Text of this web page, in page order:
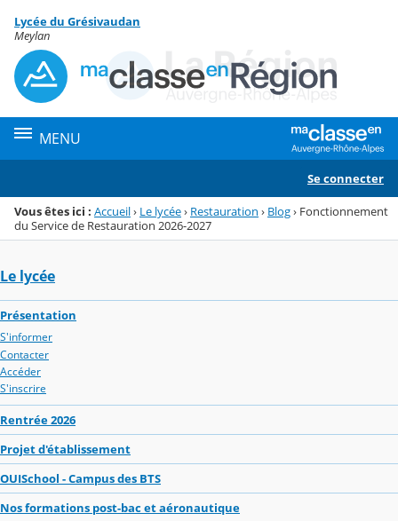
Menu de la rubrique
Contenu
Lycée du Grésivaudan
Meylan
MENU
Se connecter
Vous êtes ici : Accueil› Le lycée› Restauration › Blog› Fonctionnement
du Service de Restauration 2026-2027
Le lycée
Présentation
S'informer
Contacter
Accéder
S'inscrire
Rentrée 2026
Projet d'établissement
OUISchool - Campus des BTS
Nos formations post-bac et aéronautique